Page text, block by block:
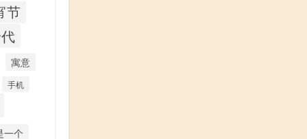
节
寓意
手机
一个